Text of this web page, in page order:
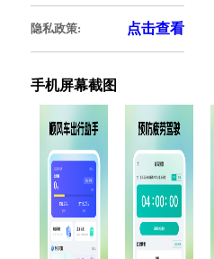
隐私政策: 点击查看
手机屏幕截图